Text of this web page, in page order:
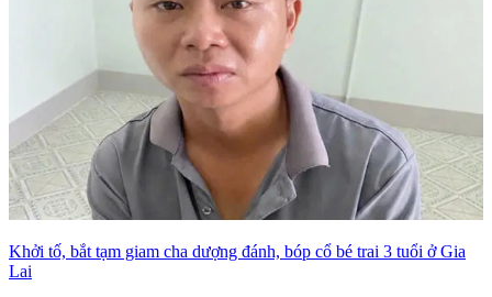
Khởi tố, bắt tạm giam cha dượng đánh, bóp cổ bé trai 3 tuổi ở Gia
Lai